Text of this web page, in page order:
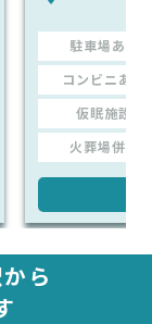
駐車場あり
コンビニあり
仮眠施設
火葬場併設
ら